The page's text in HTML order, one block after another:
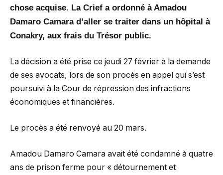
chose acquise. La Crief a ordonné à Amadou
Damaro Camara d’aller se traiter dans un hôpital à
Conakry, aux frais du Trésor public.
La décision a été prise ce jeudi 27 février à la demande
de ses avocats, lors de son procès en appel qui s’est
poursuivi à la Cour de répression des infractions
économiques et financières.
Le procès a été renvoyé au 20 mars.
Amadou Damaro Camara avait été condamné à quatre
ans de prison ferme pour « détournement et